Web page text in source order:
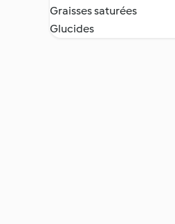
Graisses saturées
Glucides